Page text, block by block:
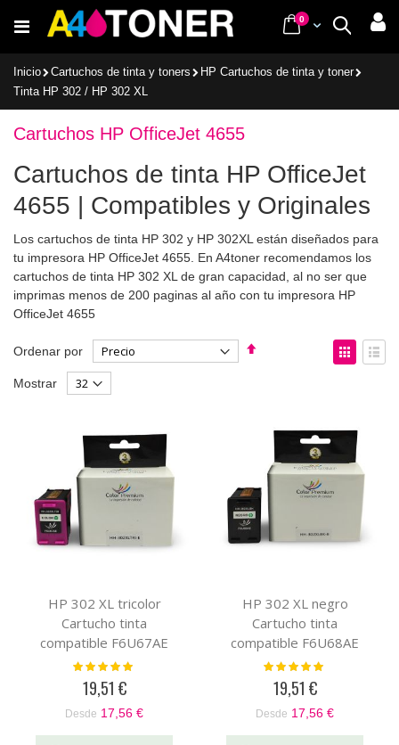
al
Buscar
Cart
0items
Inicio Cartuchos de tinta y toners
HP Cartuchos de tinta y toner
Tinta HP 302 / HP 302 XL
Cartuchos HP OfficeJet 4655
Cartuchos de tinta HP OfficeJet
4655 | Compatibles y Originales
Los cartuchos de tinta HP 302 y HP 302XL están diseñados para
tu impresora HP OfficeJet 4655. En A4toner recomendamos los
cartuchos de tinta HP 302 XL de gran capacidad, al no ser que
imprimas menos de 200 paginas al año con tu impresora HP
OfficeJet 4655
Ordenar por
Fijar
Ver
como
Mostrar
HP 302 XL tricolor
Cartucho tinta
compatible F6U67AE
Valoración:
19,51 €
Desde 17,56 €
HP 302 XL negro
Cartucho tinta
compatible F6U68AE
Valoración:
19,51 €
Desde 17,56 €